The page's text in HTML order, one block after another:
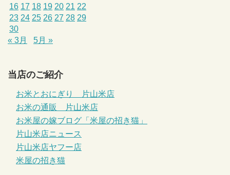
16 17 18 19 20 21 22
23 24 25 26 27 28 29
30
« 3月
5月 »
当店のご紹介
お米とおにぎり 片山米店
お米の通販 片山米店
お米屋の嫁ブログ「米屋の招き猫」
片山米店ニュース
片山米店ヤフー店
米屋の招き猫